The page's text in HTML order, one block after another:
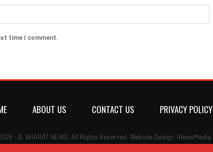
time I comment.
ABOUT US CONTACT US PRIVACY POLICY
- B. BHARAT NEWS. All Rights Reserved. Website Design: INewsMedia